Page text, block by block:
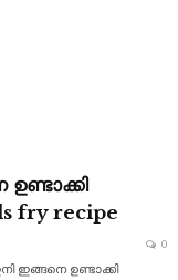
fry recipe
0
ഇങ്ങനെ ഉണ്ടാക്കി